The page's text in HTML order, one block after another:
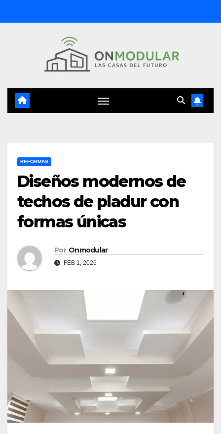
al
REFORMAS
Diseños modernos de
techos de pladur con
formas únicas
Por Onmodular
FEB 1, 2026